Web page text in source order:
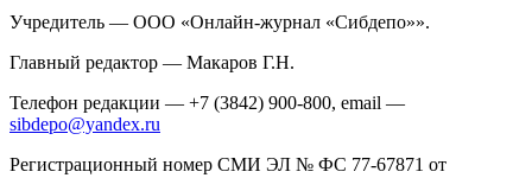
Учредитель — ООО «Онлайн-журнал «Сибдепо»».
Главный редактор — Макаров Г.Н.
Телефон редакции — +7 (3842) 900-800, email —
sibdepo@yandex.ru
Регистрационный номер СМИ ЭЛ № ФС 77-67871 от